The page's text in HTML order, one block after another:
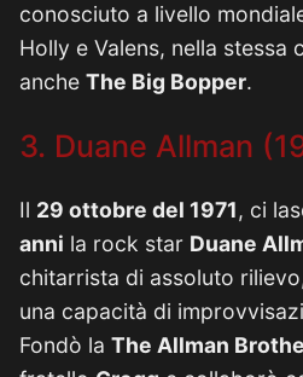
conosciuto a livello
Holly e Valens, nella stessa
anche The Big Bopper.
3. Duane Allman
Il 29 ottobre del 1971, ci
anni la rock star Duane
chitarrista di assoluto
una capacità di
Fondò la The Allman